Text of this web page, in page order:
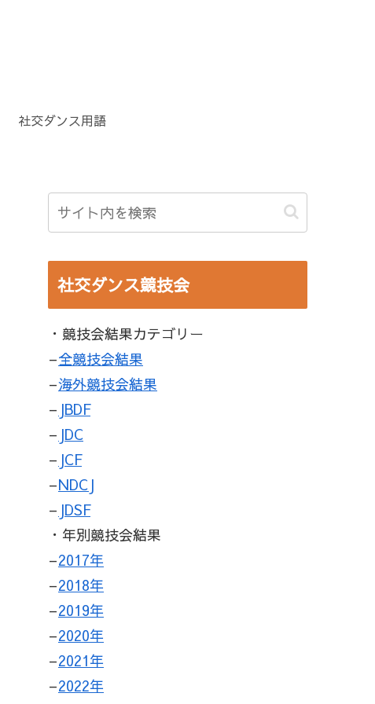
社交ダンス用語
社交ダンス競技会
・競技会結果カテゴリー
–全競技会結果
–海外競技会結果
– JBDF
– JDC
– JCF
–NDCJ
– JDSF
・年別競技会結果
–2017年
–2018年
–2019年
–2020年
–2021年
–2022年